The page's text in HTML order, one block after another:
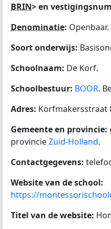
BRIN> en
Denominatie: Openbaar.
Soort onderwijs:
Schoolnaam: De Korf.
Schoolbestuur: BOOR.
Adres: Korfmakersstraat
Gemeente en provincie:
provincieZuid-Holland.
Contactgegevens:
Website van de school:
https://
Titel van de website: